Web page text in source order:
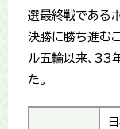
選最終戦である
決勝に勝ち進む
ル五輪以来、33
た。